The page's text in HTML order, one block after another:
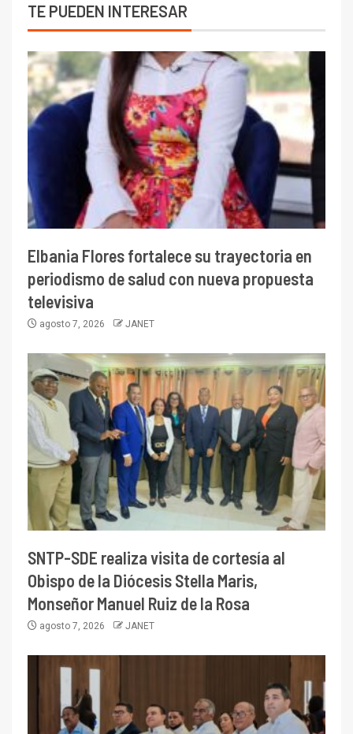
TE PUEDEN INTERESAR
Elbania Flores fortalece su trayectoria en
periodismo de salud con nueva propuesta
televisiva
agosto 7, 2026 JANET
SNTP-SDE realiza visita de cortesía al
Obispo de la Diócesis Stella Maris,
Monseñor Manuel Ruiz de la Rosa
agosto 7, 2026 JANET